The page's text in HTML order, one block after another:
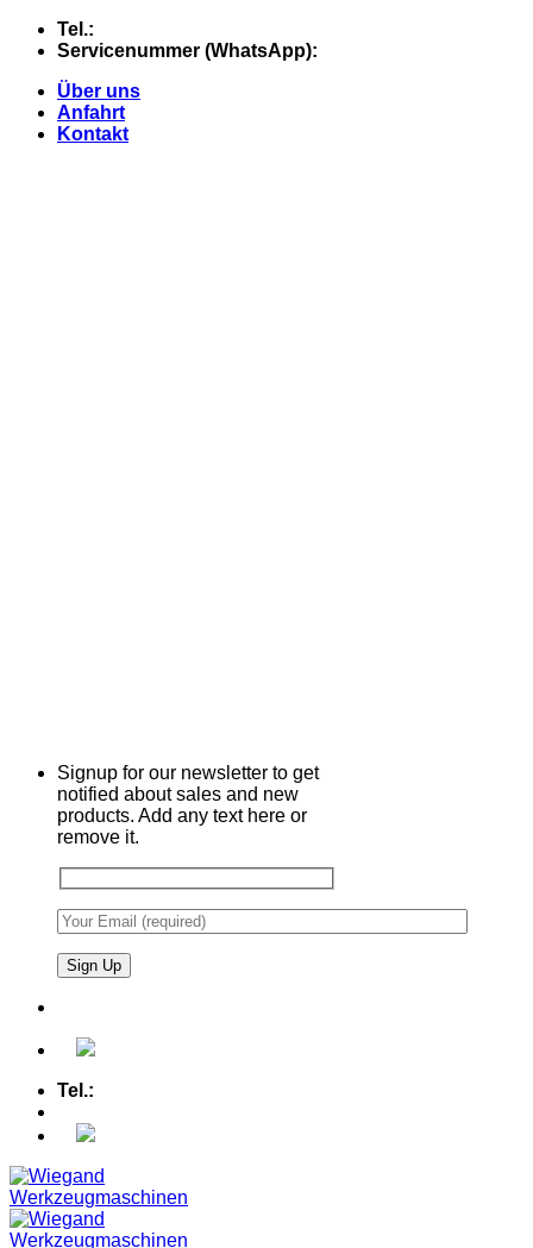
Skip
Tel.:
Servicenummer (WhatsApp):
Über uns
Anfahrt
Kontakt
Signup for our newsletter to get
notified about sales and new
products. Add any text here or
remove it.
Tel.: